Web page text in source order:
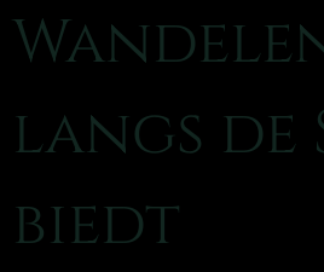
langs de
biedt